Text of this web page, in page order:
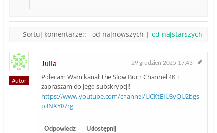
Sortuj komentarze::od najnowszych |od najstarszych
Autor
Julia 29 grudzień 2025 17:43
Polecam Wam kanał The Slow Burn Channel 4K i
zapraszam do jego subskrypcji!
https://www.youtube.com/channel/UCKtEIU8yQU2bgs
o8NXY07rg
Odpowiedz- Udostępnij